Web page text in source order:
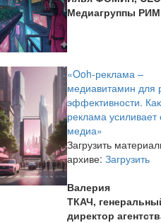
Медиагруппы РИМ
«Ooh-реклама –
медиавитамин для
эффективности.
реклама усиливает
медиа»
Загрузить
архиве: Загрузить
Валерия
ТКАЧ,
директор